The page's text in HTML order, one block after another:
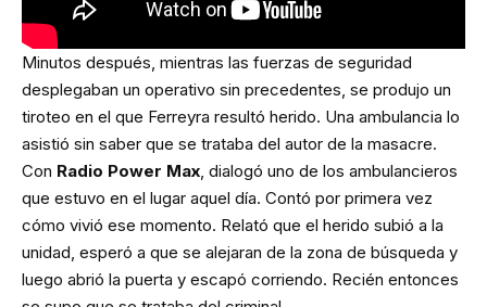
Minutos después, mientras las fuerzas de seguridad
desplegaban un operativo sin precedentes, se produjo un
tiroteo en el que Ferreyra resultó herido. Una ambulancia lo
asistió sin saber que se trataba del autor de la masacre.
Con Radio Power Max, dialogó uno de los ambulancieros
que estuvo en el lugar aquel día. Contó por primera vez
cómo vivió ese momento. Relató que el herido subió a la
unidad, esperó a que se alejaran de la zona de búsqueda y
luego abrió la puerta y escapó corriendo. Recién entonces